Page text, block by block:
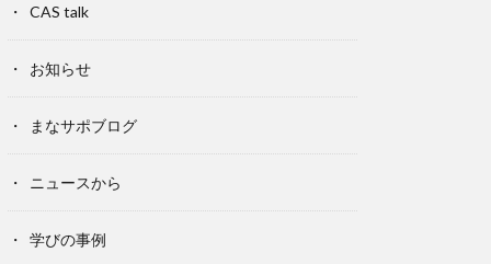
CAS talk
お知らせ
まなサポブログ
ニュースから
学びの事例